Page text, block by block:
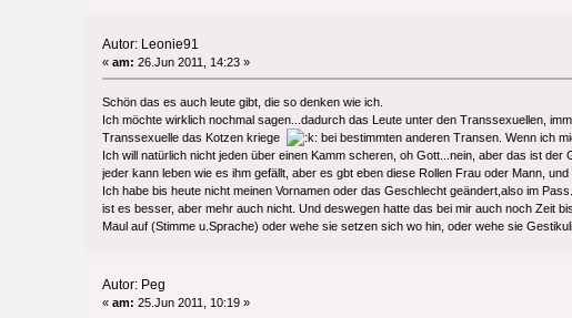
Autor: Leonie91
«am: 26.Jun 2011, 14:23 »
Schön das es auch leute gibt, die so denken wie ich.
Ich möchte wirklich nochmal sagen...dadurch das Leute unter den Transsexuellen,
Transsexuelle das Kotzen kriege
bei bestimmten anderen Transen. Wenn ich
Ich will natürlich nicht jeden über einen Kamm scheren, oh Gott...nein, aber das ist
jeder kann leben wie es ihm gefällt, aber es gbt eben diese Rollen Frau oder Mann,
Ich habe bis heute nicht meinen Vornamen oder das Geschlecht geändert,also im
ist es besser, aber mehr auch nicht. Und deswegen hatte das bei mir auch noch Zeit
Maul auf (Stimme u.Sprache) oder wehe sie setzen sich wo hin, oder wehe sie
Autor: Peg
«am: 25.Jun 2011, 10:19 »